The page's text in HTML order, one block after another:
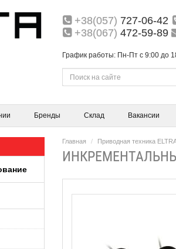
+38(057) 727-06-42
+38(067) 472-59-89
График работы: Пн-Пт с 9:00 до
Бренды Склад Вакансии
Главная Приводная техника